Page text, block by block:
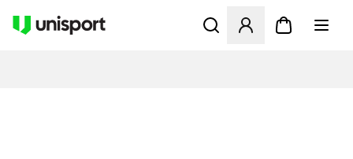
Öppnar en Modal för att